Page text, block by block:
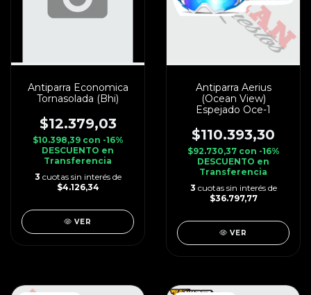
Antiparra Economica
Tornasolada (Bhi)
$12.379,03
$10.398,39 con -16%
DESCUENTO en
Transferencia
3 cuotas sin interés de
$4.126,34
VER
Antiparra Aerius
(Ocean View)
Espejado Oce-1
$110.393,30
$92.730,37 con -16%
DESCUENTO en
Transferencia
3 cuotas sin interés de
$36.797,77
VER